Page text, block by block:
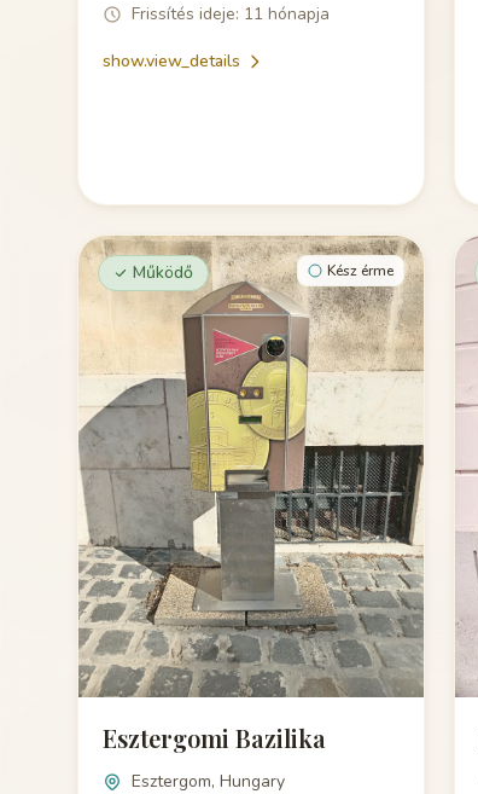
Frissítés ideje: 11 hónapja
show.view_details
Működő Kész érme
Esztergomi Bazilika
Esztergom, Hungary